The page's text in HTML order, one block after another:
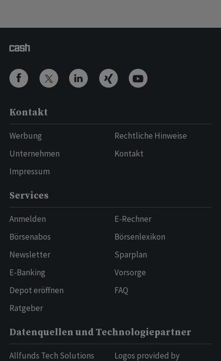
Kontakt
Werbung
Unternehmen
Impressum
Rechtliche Hinweise
Kontakt
Services
Anmelden
Börsenabos
Newsletter
E-Banking
Depot eröffnen
Ratgeber
E-Rechner
Börsenlexikon
Sparplan
Vorsorge
FAQ
Datenquellen und Technologiepartner
Allfunds Tech Solutions
Logos provided by